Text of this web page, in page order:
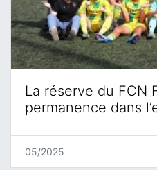
La réserve du FCN
permanence dans
05/2025